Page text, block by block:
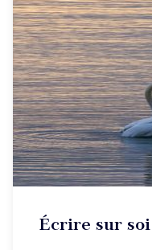
Écrire sur